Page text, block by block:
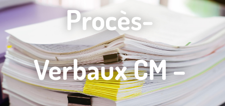
Procès-
Verbaux CM –